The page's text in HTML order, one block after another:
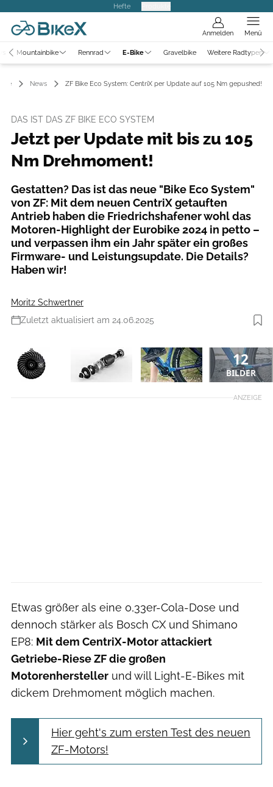
Hefte
Anmelden Menü
Mountainbike Rennrad E-Bike Gravelbike Weitere Radtypen
News ZF Bike Eco System: CentriX per Update auf 105 Nm gepushed!
DAS IST DAS ZF BIKE ECO SYSTEM
Jetzt per Update mit bis zu 105
Nm Drehmoment!
Gestatten? Das ist das neue "Bike Eco System"
von ZF: Mit dem neuen CentriX getauften
Antrieb haben die Friedrichshafener wohl das
Motoren-Highlight der Eurobike 2024 in petto –
und verpassen ihm ein Jahr später ein großes
Firmware- und Leistungsupdate. Die Details?
Haben wir!
Moritz Schwertner
Zuletzt aktualisiert am 24.06.2025
12
BILDER
ANZEIGE
Etwas größer als eine 0,33er-Cola-Dose und
dennoch stärker als Bosch CX und Shimano
EP8: Mit dem CentriX-Motor attackiert
Getriebe-Riese ZF die großen
Motorenhersteller und will Light-E-Bikes mit
dickem Drehmoment möglich machen.
Hier geht's zum ersten Test des neuen
ZF-Motors!